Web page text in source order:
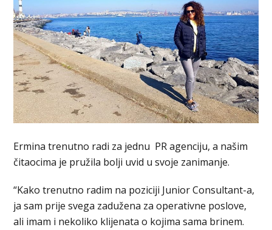
Ermina trenutno radi za jednu PR agenciju, a našim
čitaocima je pružila bolji uvid u svoje zanimanje.
“Kako trenutno radim na poziciji Junior Consultant-a,
ja sam prije svega zadužena za operativne poslove,
ali imam i nekoliko klijenata o kojima sama brinem.